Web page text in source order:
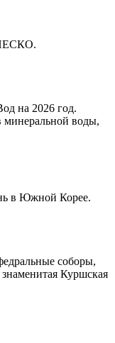
на 2026 год.
воды,
в Южной Корее.
соборы,
Куршская